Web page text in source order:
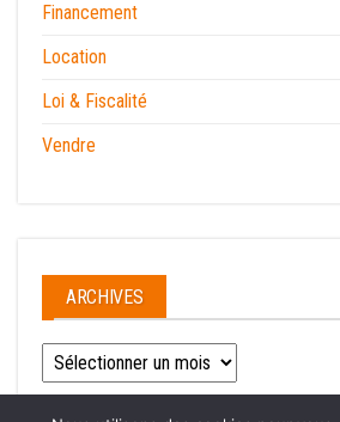
Financement
Location
Loi & Fiscalité
Vendre
ARCHIVES
Archives